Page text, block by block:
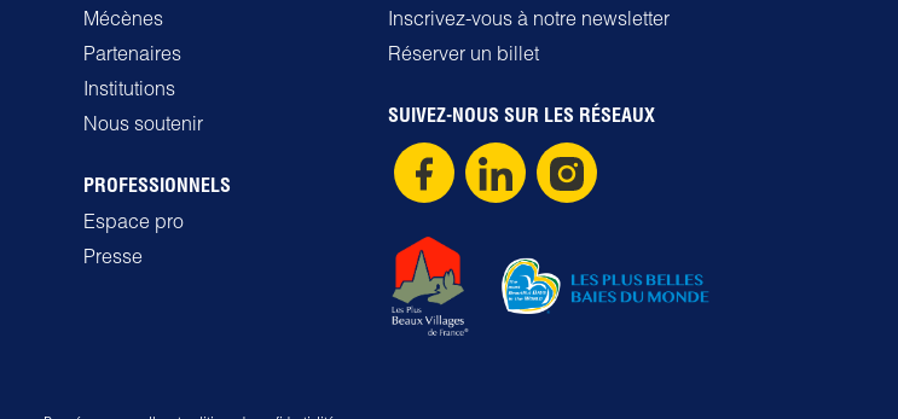
Mécènes
Partenaires
Institutions
Nous soutenir
PROFESSIONNELS
Espace pro
Presse
Inscrivez-vous à notre newsletter
Réserver un billet
SUIVEZ-NOUS SUR LES RÉSEAUX